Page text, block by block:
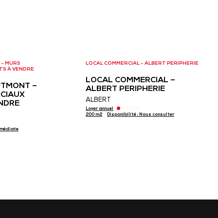
MURS
À VENDRE
–
LOCAL COMMERCIAL - ALBERT PERIPHERIE
LOCAL COMMERCIAL –
ALBERT PERIPHERIE
ALBERT
Loyer annuel
200 m2
Disponibilité : Nous consulter